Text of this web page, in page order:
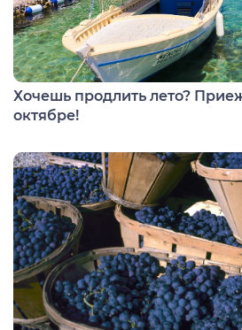
Хочешь продлить лето?
октябре!